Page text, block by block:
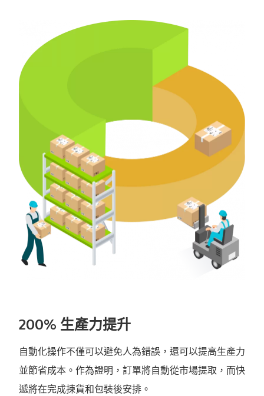
200% 生產力提升
自動化操作不僅可以避免人為錯誤，還可以提高生產力
並節省成本。作為證明，訂單將自動從市場提取，而快
遞將在完成揀貨和包裝後安排。